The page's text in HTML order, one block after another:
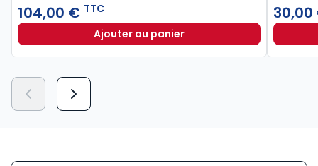
104,00 € TTC
Ajouter au panierCode de la commande publique